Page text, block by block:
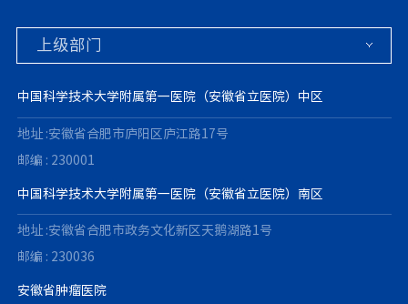
中国科学技术大学附属第一医院（安徽省立医院）中区
地址 :安徽省合肥市庐阳区庐江路17号
邮编 : 230001
中国科学技术大学附属第一医院（安徽省立医院）南区
地址 :安徽省合肥市政务文化新区天鹅湖路1号
邮编 : 230036
安徽省肿瘤医院